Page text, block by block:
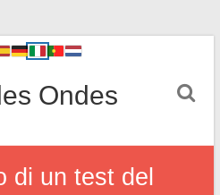
Ondes
di un test del